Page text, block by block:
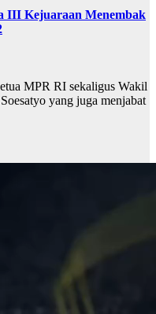
III Kejuaraan Menembak
MPR RI sekaligus Wakil
yang juga menjabat